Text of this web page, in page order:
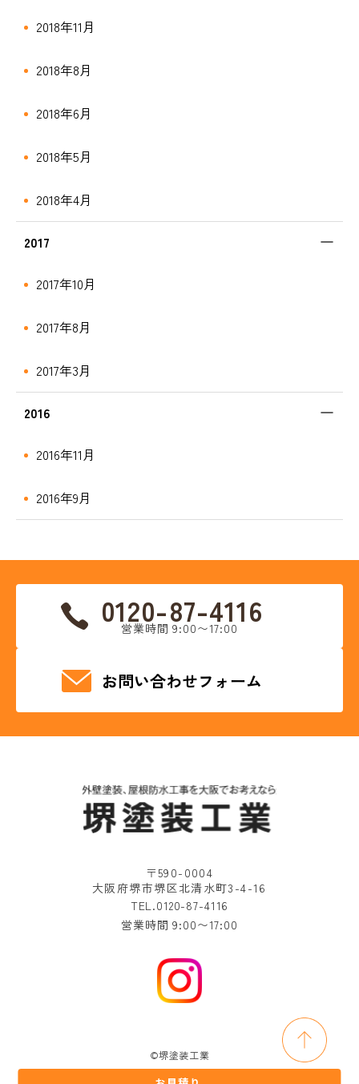
2018年11月
2018年8月
2018年6月
2018年5月
2018年4月
2017
2017年10月
2017年8月
2017年3月
2016
2016年11月
2016年9月
0120-87-4116
営業時間 9:00〜17:00
お問い合わせフォーム
〒590-0004
大阪府堺市堺区北清水町3-4-16
TEL.0120-87-4116
営業時間 9:00〜17:00
©堺塗装工業